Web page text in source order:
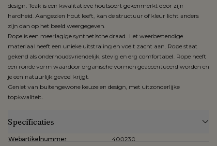
design. Teak is een kwalitatieve houtsoort gekenmerkt door zijn
hardheid. Aangezien hout leeft, kan de structuur of kleur licht anders
zijn dan op het beeld weergegeven.
Rope is een meerlagige synthetische draad. Het weerbestendige
materiaal heeft een unieke uitstraling en voelt zacht aan. Rope staat
gekend als onderhoudsvriendelijk, stevig en erg comfortabel. Rope heeft
een ronde vorm waardoor organische vormen geaccentueerd worden en
je een natuurlijk gevoel krijgt.
Geniet van buitengewone keuze en design, met uitzonderlijke
topkwaliteit.
Specificaties
Webartikelnummer
400230